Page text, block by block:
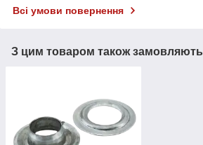
Всі умови повернення
З цим товаром також замовляють